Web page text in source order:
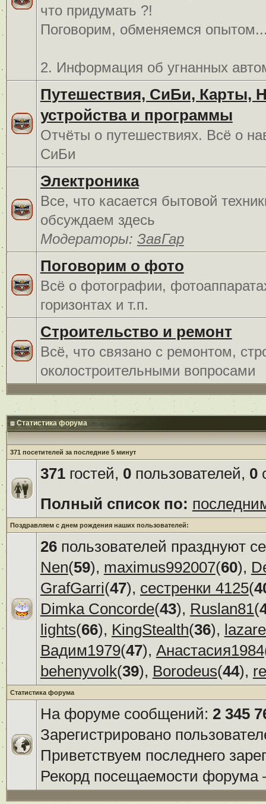
что придумать ?!
Поговорим, обменяемся
2. Информация об угнанных
Путешествия, СиБи, Карты,
устройства и программы
Отчёты о путешествиях. Всё о
СиБи
Электроника
Все, что касается бытовой
обсуждаем здесь
Модераторы: ЗавГар
Поговорим о фото
Всё о фотографии,
горизонтах и т.п.
Строительство и ремонт
Всё, что связано с ремонтом,
околостроительными вопросами
Статистика форума
371 посетителей за последние 5 минут
371гостей, 0пользователей, 0
Полный список по:
Поздравляем с днем рождения наших пользователей:
26пользователей празднуют
Nen(59), maximus992007(60),
GrafGarri(47), сестренки 4125(
Dimka Concorde(43), Ruslan81(
lights(66), KingStealth(36),
Вадим1979(47), Анастасия1984
behenyvolk(39), Borodeus(44),
Статистика форума
На форуме сообщений: 2 345
Зарегистрировано
Приветствуем последнего
Рекорд посещаемости